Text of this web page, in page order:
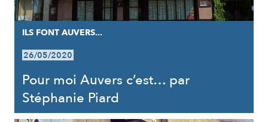
ILS FONT AUVERS...
26/05/2020
Pour moi Auvers c’est… par
Stéphanie Piard